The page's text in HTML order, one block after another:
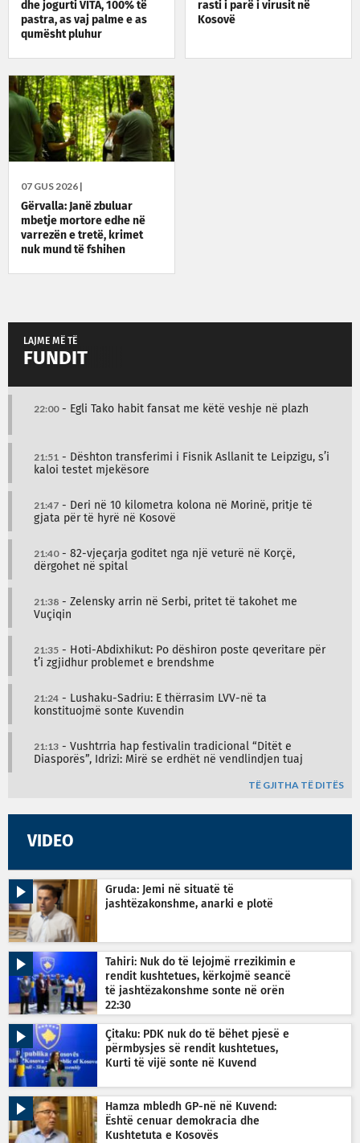
dhe jogurti VITA, 100% të
pastra, as vaj palme e as
qumësht pluhur
rasti i parë i virusit në
Kosovë
07 GUS 2026 |
Gërvalla: Janë zbuluar
mbetje mortore edhe në
varrezën e tretë, krimet
nuk mund të fshihen
LAJME MË TË
FUNDIT
22:00- Egli Tako habit fansat me këtë veshje në plazh
21:51 - Dështon transferimi i Fisnik Asllanit te Leipzigu, s’i
kaloi testet mjekësore
21:47 - Deri në 10 kilometra kolona në Morinë, pritje të
gjata për të hyrë në Kosovë
21:40- 82-vjeçarja goditet nga një veturë në Korçë,
dërgohet në spital
21:38 - Zelensky arrin në Serbi, pritet të takohet me
Vuçiqin
21:35 - Hoti-Abdixhikut: Po dëshiron poste qeveritare për
t’i zgjidhur problemet e brendshme
21:24 - Lushaku-Sadriu: E thërrasim LVV-në ta
konstituojmë sonte Kuvendin
21:13 - Vushtrria hap festivalin tradicional “Ditët e
Diasporës”, Idrizi: Mirë se erdhët në vendlindjen tuaj
TË GJITHA TË DITËS
VIDEO
Gruda: Jemi në situatë të
jashtëzakonshme, anarki e plotë
Tahiri: Nuk do të lejojmë rrezikimin e
rendit kushtetues, kërkojmë seancë
të jashtëzakonshme sonte në orën
22:30
Çitaku: PDK nuk do të bëhet pjesë e
përmbysjes së rendit kushtetues,
Kurti të vijë sonte në Kuvend
Hamza mbledh GP-në në Kuvend:
Është cenuar demokracia dhe
Kushtetuta e Kosovës